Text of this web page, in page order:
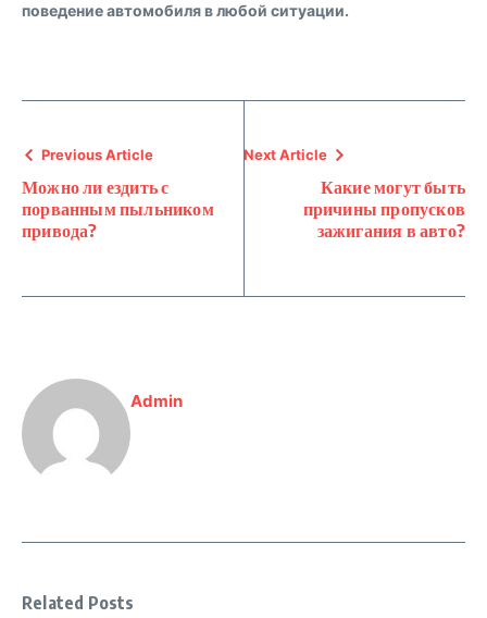
поведение автомобиля в любой ситуации.
Previous Article
Можно ли ездить с
порванным пыльником
привода?
Next Article
Какие могут быть
причины пропусков
зажигания в авто?
Admin
Related Posts